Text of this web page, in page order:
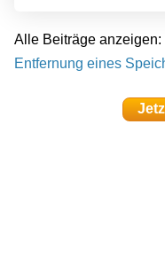
Alle Beiträge anzeigen:
Entfernung eines